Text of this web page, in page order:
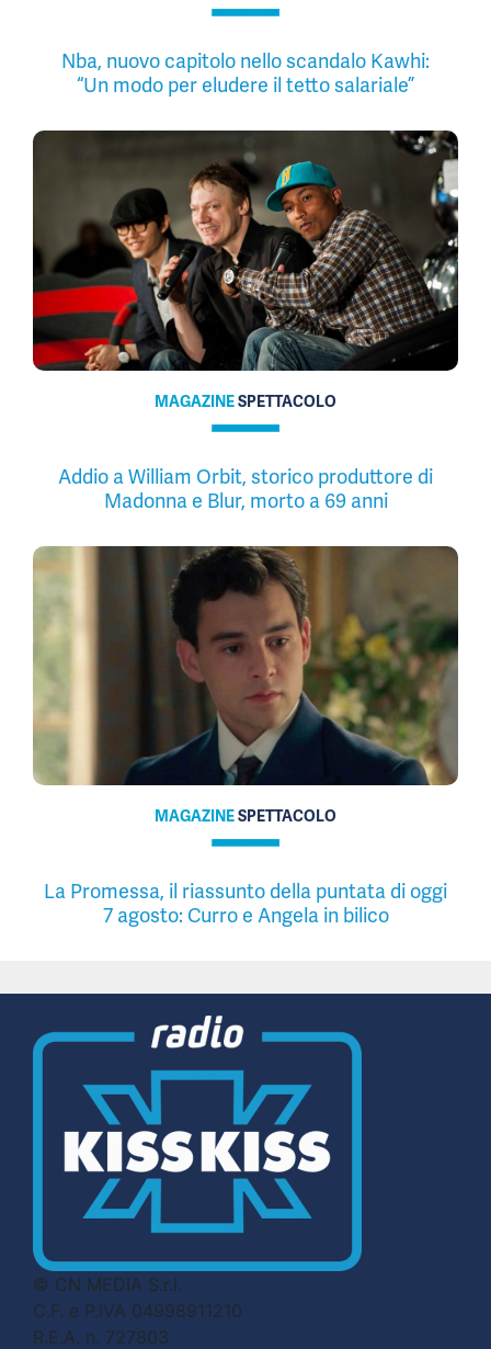
Nba, nuovo capitolo nello scandalo Kawhi:
“Un modo per eludere il tetto salariale”
MAGAZINESPETTACOLO
Addio a William Orbit, storico produttore di
Madonna e Blur, morto a 69 anni
MAGAZINESPETTACOLO
La Promessa, il riassunto della puntata di oggi
7 agosto: Curro e Angela in bilico
© CN MEDIA S.r.l.
C.F. e P.IVA 04998911210
R.E.A. n. 727803